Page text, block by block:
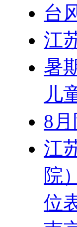
台
江
暑
儿
8
江
院
位